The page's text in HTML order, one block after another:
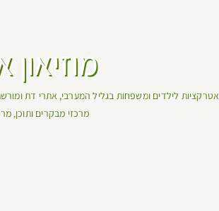
אטרקציות לילדים ומשפחות בגליל המערבי אתרי דת
מרכזי מבקרים ותוכן